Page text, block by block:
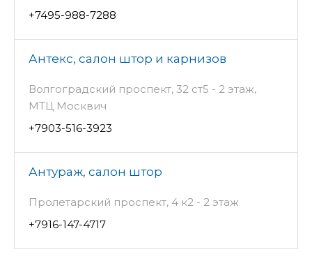
+7495-988-7288
Антекс, салон штор и карнизов
Волгоградский проспект, 32 ст5 - 2 этаж,
МТЦ Москвич
+7903-516-3923
Антураж, салон штор
Пролетарский проспект, 4 к2 - 2 этаж
+7916-147-4717